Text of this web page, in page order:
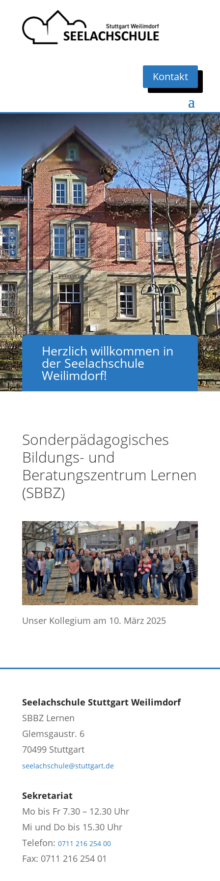
Kontakt
Herzlich willkommen in
der Seelachschule
Weilimdorf!
Sonderpädagogisches
Bildungs- und
Beratungszentrum Lernen
(SBBZ)
Unser Kollegium am 10. März 2025
Seelachschule Stuttgart Weilimdorf
SBBZ Lernen
Glemsgaustr. 6
70499 Stuttgart
seelachschule@stuttgart.de
Sekretariat
Mo bis Fr 7.30 – 12.30 Uhr
Mi und Do bis 15.30 Uhr
Telefon: 0711 216 254 00
Fax: 0711 216 254 01